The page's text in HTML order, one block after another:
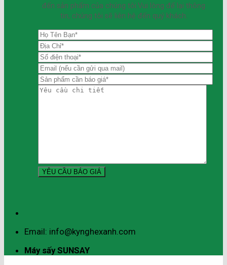
đến sản phẩm của chúng tôi.Vui lòng để lại thông
tin, chúng tôi sẽ liên hệ đến quý khách.
Email: info@kynghexanh.com
Máy sấy SUNSAY